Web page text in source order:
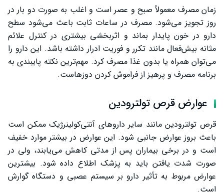
زمان مصرف معمولاً صبح و عصر است و اغلب به صورت دو بار در
روز تجویز می‌شود. مصرف در ساعات ثابت باعث می‌شود سطح
دارو در خون پایدار بماند و اثربخشی بیشتری در کنترل علائم
مثانه بیش‌فعال مانند تکرر و فوریت ادرار داشته باشد. این دارو را
می‌توان همراه یا بدون غذا مصرف کرد. مهم‌ترین نکته پایبندی به
برنامه مصرف و پرهیز از فراموش کردن دوزهاست.
عوارض قرص تولترودین
قرص تولترودین مانند سایر داروهای آنتی‌کولینرژیک ممکن است
باعث بروز عوارض جانبی شود. این عوارض در بیشتر موارد خفیف
است و در برخی بیماران پس از مدتی کاهش می‌یابند، ولی در
صورت شدت یافتن باید به پزشک اطلاع داده شود. بیشترین
عوارض مربوط به تأثیر دارو بر سیستم عصبی و دستگاه گوارش
است.